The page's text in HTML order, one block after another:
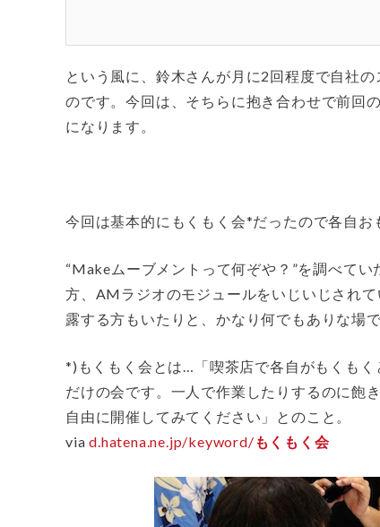
という風に、鈴木さんが月に2回程度で自社
のです。今回は、そちらに抱き合わせで前回の
になります。
今回は基本的にもくもく会*だったので各自お
“Makeムーブメントって何ぞや？”を調べて
方、AMラジオのモジュールをいじいじされ
露する方もいたりと、かなり何でもありな場で
*)もくもく会とは…「喫茶店で各自がもくも
だけの会です。一人で作業したりするのに飽
自由に開催してみてください」とのこと。
via d.hatena.ne.jp/keyword/ もくもく会